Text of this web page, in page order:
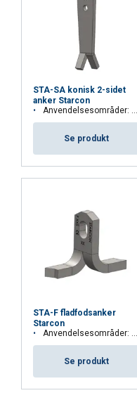
STA-SA konisk 2-sidet
anker Starcon
Anvendelsesområder: Betonelementer, der skal vendes
Se produkt
STA-F fladfodsanker
Starcon
Anvendelsesområder: Dæk og plade elementer med installation tæt på overfladen
Se produkt
med vores
som kan
oplysninger, som
har indsamlet fra
Privatlivspolitik
Absolut
nødvendige
Funktionalitet
VIS DETALJER